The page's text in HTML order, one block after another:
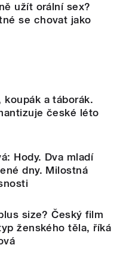
užít orální sex?
se chovat jako
koupák a táborák.
české léto
Hody. Dva mladí
dny. Milostná
size? Český film
ženského těla, říká